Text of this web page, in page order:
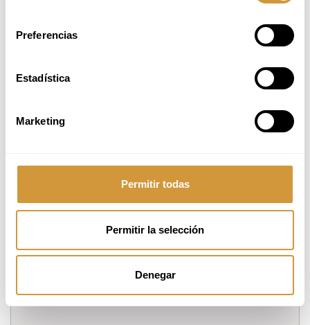
Preferencias
Estadística
Marketing
Permitir todas
Permitir la selección
Denegar
NOVIEMBRE
Timetable:
Price:295€